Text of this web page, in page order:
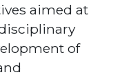
aimed at
of